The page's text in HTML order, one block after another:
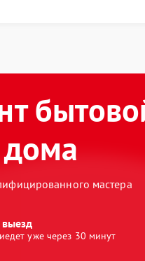
мастера
уже через 30 минут